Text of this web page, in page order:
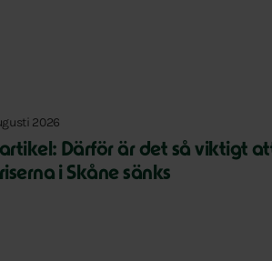
2026
Därför är det så viktigt
i Skåne sänks